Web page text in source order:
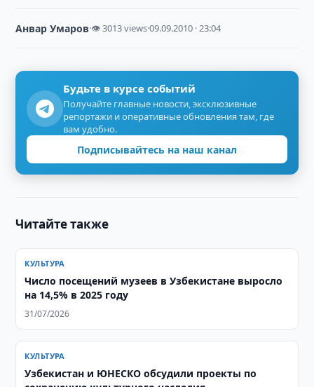
Анвар Умаров·👁 3013 views·09.09.2010 · 23:04
Будьте в курсе событий
Получайте главные новости, эксклюзивные
репортажи и оперативные обновления там, где
вам удобно.
Подписывайтесь на наш канал
Читайте также
КУЛЬТУРА
Число посещений музеев в Узбекистане выросло
на 14,5% в 2025 году
31/07/2026
КУЛЬТУРА
Узбекистан и ЮНЕСКО обсудили проекты по